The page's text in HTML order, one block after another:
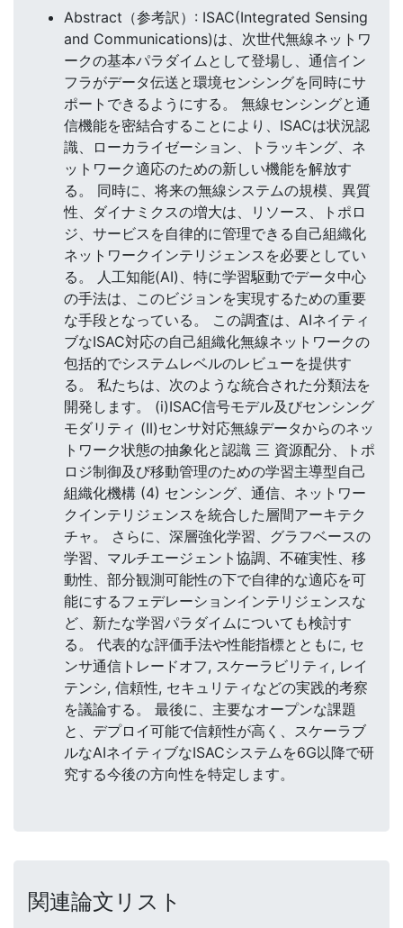
Abstract（参考訳）: ISAC(Integrated Sensing
and Communications)は、次世代無線ネットワ
ークの基本パラダイムとして登場し、通信イン
フラがデータ伝送と環境センシングを同時にサ
ポートできるようにする。 無線センシングと通
信機能を密結合することにより、ISACは状況認
識、ローカライゼーション、トラッキング、ネ
ットワーク適応のための新しい機能を解放す
る。 同時に、将来の無線システムの規模、異質
性、ダイナミクスの増大は、リソース、トポロ
ジ、サービスを自律的に管理できる自己組織化
ネットワークインテリジェンスを必要としてい
る。 人工知能(AI)、特に学習駆動でデータ中心
の手法は、このビジョンを実現するための重要
な手段となっている。 この調査は、AIネイティ
ブなISAC対応の自己組織化無線ネットワークの
包括的でシステムレベルのレビューを提供す
る。 私たちは、次のような統合された分類法を
開発します。 (i)ISAC信号モデル及びセンシング
モダリティ (II)センサ対応無線データからのネッ
トワーク状態の抽象化と認識 三 資源配分、トポ
ロジ制御及び移動管理のための学習主導型自己
組織化機構 (4) センシング、通信、ネットワー
クインテリジェンスを統合した層間アーキテク
チャ。 さらに、深層強化学習、グラフベースの
学習、マルチエージェント協調、不確実性、移
動性、部分観測可能性の下で自律的な適応を可
能にするフェデレーションインテリジェンスな
ど、新たな学習パラダイムについても検討す
る。 代表的な評価手法や性能指標とともに, セ
ンサ通信トレードオフ, スケーラビリティ, レイ
テンシ, 信頼性, セキュリティなどの実践的考察
を議論する。 最後に、主要なオープンな課題
と、デプロイ可能で信頼性が高く、スケーラブ
ルなAIネイティブなISACシステムを6G以降で研
究する今後の方向性を特定します。
関連論文リスト